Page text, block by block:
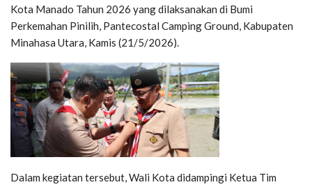
Kota Manado Tahun 2026 yang dilaksanakan di Bumi
Perkemahan Pinilih, Pantecostal Camping Ground, Kabupaten
Minahasa Utara, Kamis (21/5/2026).
Dalam kegiatan tersebut, Wali Kota didampingi Ketua Tim